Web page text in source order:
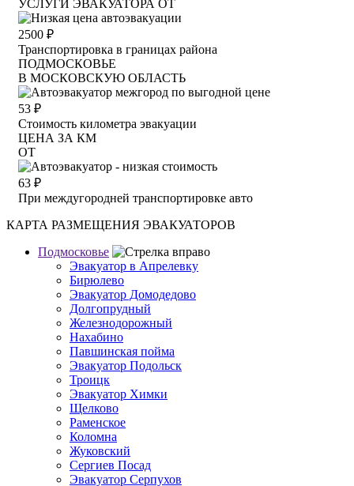
УСЛУГИ ЭВАКУАТОРА ОТ
2500 ₽
Транспортировка в границах района
ПОДМОСКОВЬЕ
В МОСКОВСКУЮ ОБЛАСТЬ
53 ₽
Стоимость километра эвакуации
ЦЕНА ЗА КМ
ОТ
63 ₽
При междугородней транспортировке авто
КАРТА РАЗМЕЩЕНИЯ ЭВАКУАТОРОВ
Подмосковье
Эвакуатор в Апрелевку
Бирюлево
Эвакуатор Домодедово
Долгопрудный
Железнодорожный
Нахабино
Павшинская пойма
Эвакуатор Подольск
Троицк
Эвакуатор Химки
Щелково
Раменское
Коломна
Жуковский
Сергиев Посад
Эвакуатор Серпухов